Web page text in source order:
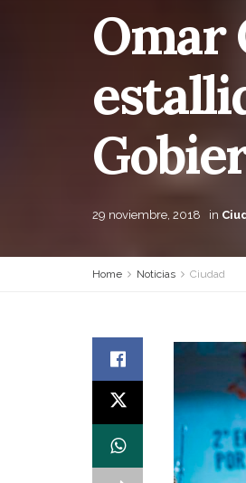
Omar
29 noviembre, 2018 in
Home Noticias Ciudad